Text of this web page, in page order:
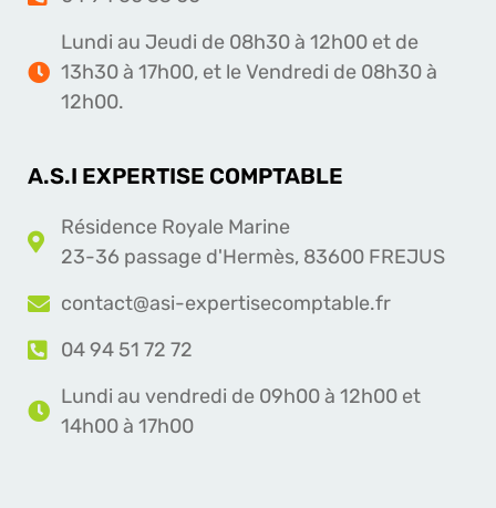
Lundi au Jeudi de 08h30 à 12h00 et de
13h30 à 17h00, et le Vendredi de 08h30 à
12h00.
A.S.I EXPERTISE COMPTABLE
Résidence Royale Marine
23-36 passage d'Hermès, 83600 FREJUS
contact@asi-expertisecomptable.fr
04 94 51 72 72
Lundi au vendredi de 09h00 à 12h00 et
14h00 à 17h00